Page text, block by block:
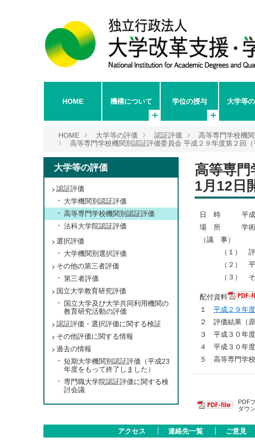
HOME 機構について 学位の授与 大学等
HOME 大学等の評価 認証評価 高等専門学校機
高等専門学校機関別認証評価委員会 平成２９年度第２回（
高等専門
1月12日
日 時 平成30
場 所 学術総
（議 事）
（１） 評価
（２） 平成
（３） そ
配付資料
１ 平成２９年
２ 評価結果（原
３ 平成３０年
４ 平成３０年
５ 高等専門学
PDF
ダウ
大学等の評価
認証評価
大学機関別認証評価
高等専門学校機関別認証評価
法科大学院認証評価
選択評価
大学機関別選択評価
その他の第三者評価
第三者評価
国立大学教育研究評価
国立大学及び大学共同利用機関の
教育研究活動の評価
認証評価・選択評価に関する検証
その他評価に関する情報
過去の情報
短期大学機関別認証評価（平成23
年度をもって終了しました）
専門職大学院認証評価に関する検
討会議
アクセス 連絡先一覧 ご意見